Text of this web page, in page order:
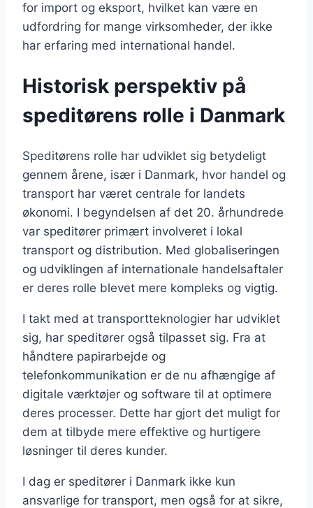
for import og eksport, hvilket kan være en
udfordring for mange virksomheder, der ikke
har erfaring med international handel.
Historisk perspektiv på
speditørens rolle i Danmark
Speditørens rolle har udviklet sig betydeligt
gennem årene, især i Danmark, hvor handel og
transport har været centrale for landets
økonomi. I begyndelsen af det 20. århundrede
var speditører primært involveret i lokal
transport og distribution. Med globaliseringen
og udviklingen af internationale handelsaftaler
er deres rolle blevet mere kompleks og vigtig.
I takt med at transportteknologier har udviklet
sig, har speditører også tilpasset sig. Fra at
håndtere papirarbejde og
telefonkommunikation er de nu afhængige af
digitale værktøjer og software til at optimere
deres processer. Dette har gjort det muligt for
dem at tilbyde mere effektive og hurtigere
løsninger til deres kunder.
I dag er speditører i Danmark ikke kun
ansvarlige for transport, men også for at sikre,